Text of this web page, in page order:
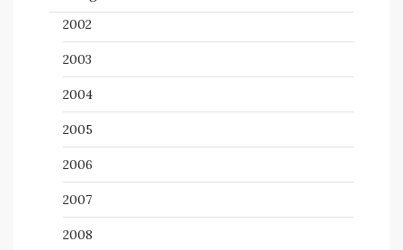
2002
2003
2004
2005
2006
2007
2008